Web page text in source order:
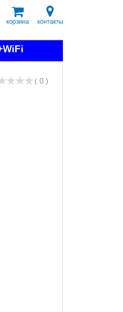
корзина контакты
( 0 )